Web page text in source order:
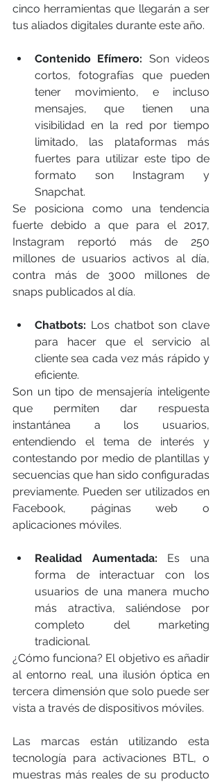
cinco herramientas que llegarán a ser
tus aliados digitales durante este año.
Contenido Efímero: Son videos
cortos, fotografías que pueden
tener movimiento, e incluso
mensajes, que tienen una
visibilidad en la red por tiempo
limitado, las plataformas más
fuertes para utilizar este tipo de
formato son Instagram y
Se posiciona como una tendencia
fuerte debido a que para el 2017,
Instagram reportó más de 250
millones de usuarios activos al día,
contra más de 3000 millones de
snaps publicados al día.
Chatbots: Los chatbot son clave
para hacer que el servicio al
cliente sea cada vez más rápido y
eficiente.
Son un tipo de mensajería inteligente
que permiten dar respuesta
instantánea a los usuarios,
entendiendo el tema de interés y
contestando por medio de plantillas y
secuencias que han sido configuradas
previamente. Pueden ser utilizados en
Facebook, páginas web o
aplicaciones móviles.
Realidad Aumentada: Es una
forma de interactuar con los
usuarios de una manera mucho
más atractiva, saliéndose por
completo del marketing
tradicional.
¿Cómo funciona? El objetivo es añadir
al entorno real, una ilusión óptica en
tercera dimensión que solo puede ser
vista a través de dispositivos móviles.
Las marcas están utilizando esta
tecnología para activaciones BTL, o
muestras más reales de su producto